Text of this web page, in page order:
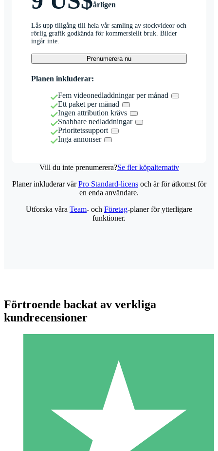
årligen
Lås upp tillgång till hela vår samling av stockvideor och
rörlig grafik godkända för kommersiellt bruk. Bilder
ingår inte.
Prenumerera nu
Planen inkluderar:
Fem videonedladdningar per månad
Ett paket per månad
Ingen attribution krävs
Snabbare nedladdningar
Prioritetssupport
Inga annonser
Vill du inte prenumerera?Se fler köpalternativ
Individuella Kreditpaket
Betala per användning med nedladdningskrediter. Inget
1 Nedladdningar
Planer inkluderar vårPro Standard-licensoch är för åtkomst för
en enda användare.
Utforska våra Team- och Företag-planer för ytterligare
funktioner.
Förtroende backat av verkliga
kundrecensioner